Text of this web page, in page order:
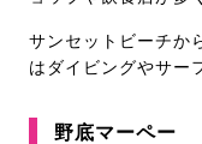
サンセットビーチか
はダイビングやサー
野底マーペー